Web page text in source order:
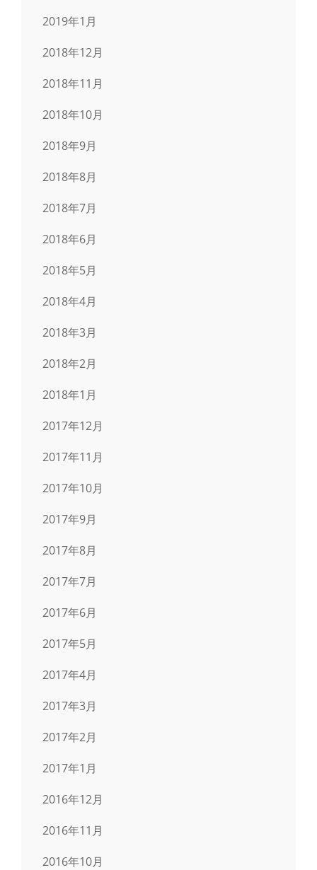
2019年1月
2018年12月
2018年11月
2018年10月
2018年9月
2018年8月
2018年7月
2018年6月
2018年5月
2018年4月
2018年3月
2018年2月
2018年1月
2017年12月
2017年11月
2017年10月
2017年9月
2017年8月
2017年7月
2017年6月
2017年5月
2017年4月
2017年3月
2017年2月
2017年1月
2016年12月
2016年11月
2016年10月